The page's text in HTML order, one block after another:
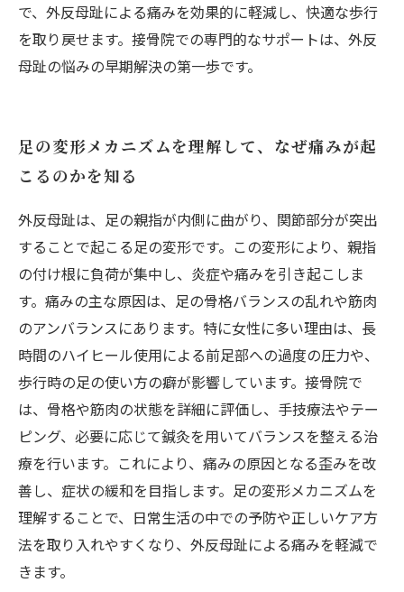
で、外反母趾による痛みを効果的に軽減し、快適な歩行
を取り戻せます。接骨院での専門的なサポートは、外反
母趾の悩みの早期解決の第一歩です。
足の変形メカニズムを理解して、なぜ痛みが起
こるのかを知る
外反母趾は、足の親指が内側に曲がり、関節部分が突出
することで起こる足の変形です。この変形により、親指
の付け根に負荷が集中し、炎症や痛みを引き起こしま
す。痛みの主な原因は、足の骨格バランスの乱れや筋肉
のアンバランスにあります。特に女性に多い理由は、長
時間のハイヒール使用による前足部への過度の圧力や、
歩行時の足の使い方の癖が影響しています。接骨院で
は、骨格や筋肉の状態を詳細に評価し、手技療法やテー
ピング、必要に応じて鍼灸を用いてバランスを整える治
療を行います。これにより、痛みの原因となる歪みを改
善し、症状の緩和を目指します。足の変形メカニズムを
理解することで、日常生活の中での予防や正しいケア方
法を取り入れやすくなり、外反母趾による痛みを軽減で
きます。